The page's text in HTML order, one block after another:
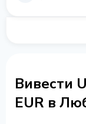
Вивести
EUR в